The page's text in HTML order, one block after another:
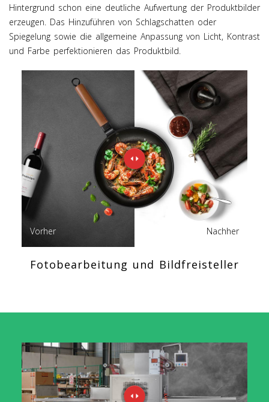
Hintergrund schon eine deutliche Aufwertung der Produktbilder
erzeugen. Das Hinzuführen von Schlagschatten oder
Spiegelung sowie die allgemeine Anpassung von Licht, Kontrast
und Farbe perfektionieren das Produktbild.
Nachher
Vorher
Fotobearbeitung und Bildfreisteller